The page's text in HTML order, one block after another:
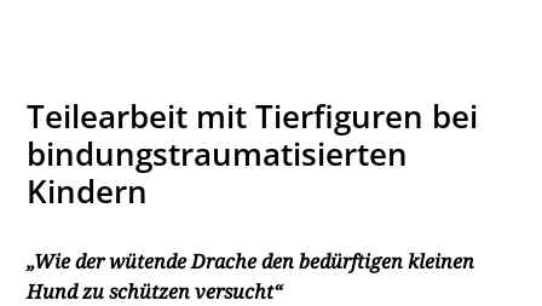
Teilearbeit mit Tierfiguren bei
bindungstraumatisierten
Kindern
„Wie der wütende Drache den bedürftigen kleinen
Hundzu schützen versucht“